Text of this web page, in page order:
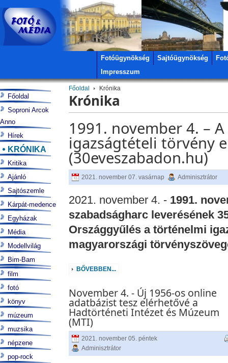
Fotóügynökség Sajtóügynökség
Impresszum
Főoldal Krónika
Krónika
1991. november 4. –
igazságtételi törvény
(30eveszabadon.hu)
2021. november 07. vasárnap Adminisztrátor
2021. november 4. -1991.
szabadságharc leverésének
Országgyűlés a történelmi
magyarországi
BŐVEBBEN...
November 4. - Új 1956-os online
adatbázist tesz elérhetővé a
Hadtörténeti Intézet és Múzeum
(MTI)
2021. november 05. péntek
Adminisztrátor
Főoldal
Soproni Arcok
Anno
Hírek
KRÓNIKA
Kritika
Ajánló
Sajtószemle
Kárpát-medence
Egyházak
Média
Modellvilág
Bim-Bam
film
fotó
könyv
múzeum
muzsika
népzene
pop-rock